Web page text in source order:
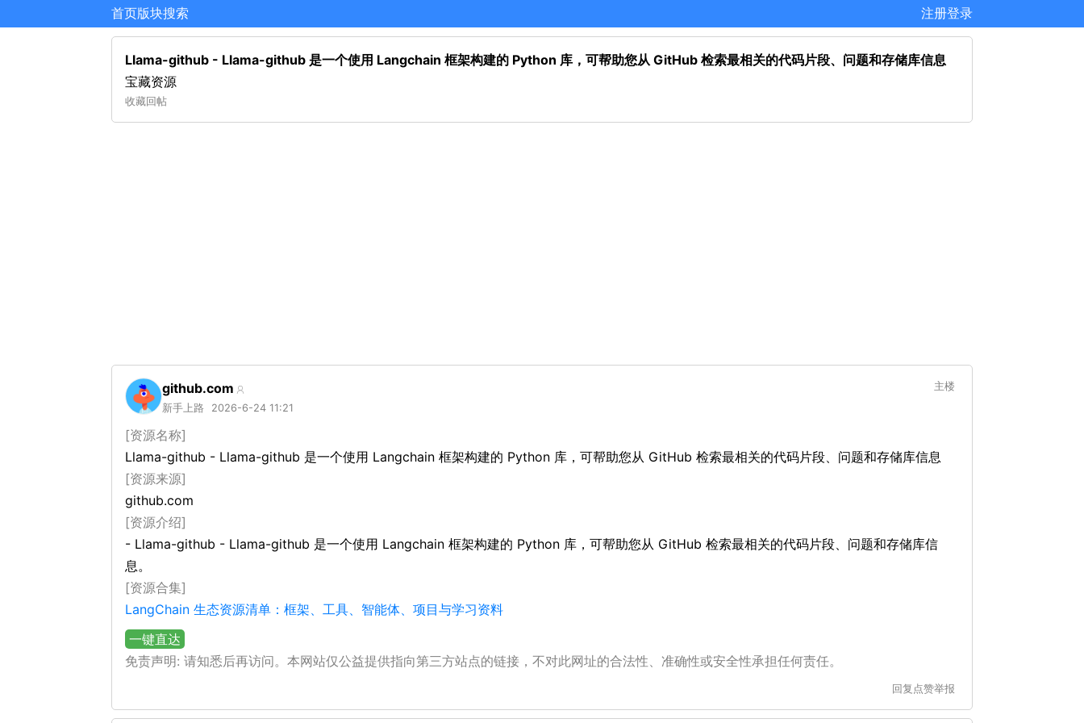
首页版块搜索 注册登录
Llama-github - Llama-github 是一个使用 Langchain 框架构建的 Python 库，可帮助您从 GitHub 检索最相关的代码片段、问题和存储库信息
宝藏资源
收藏回帖
github.com
新手上路 2026-6-24 11:21
主楼
[资源名称]
Llama-github - Llama-github 是一个使用 Langchain 框架构建的 Python 库，可帮助您从 GitHub 检索最相关的代码片段、问题和存储库信息
[资源来源]
github.com
[资源介绍]
- Llama-github - Llama-github 是一个使用 Langchain 框架构建的 Python 库，可帮助您从 GitHub 检索最相关的代码片段、问题和存储库信
息。
[资源合集]
LangChain 生态资源清单：框架、工具、智能体、项目与学习资料
一键直达
免责声明: 请知悉后再访问。本网站仅公益提供指向第三方站点的链接，不对此网址的合法性、准确性或安全性承担任何责任。
回复 点赞举报